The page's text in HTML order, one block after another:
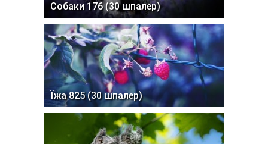
Собаки 176 (30 шпалер)
Їжа 825 (30 шпалер)